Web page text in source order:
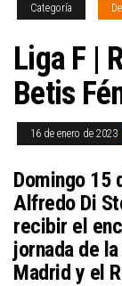
Categoría
Liga F |
Betis
16 de enero de 2023
Domingo 15
Alfredo Di
recibir el
jornada de
Madrid y el